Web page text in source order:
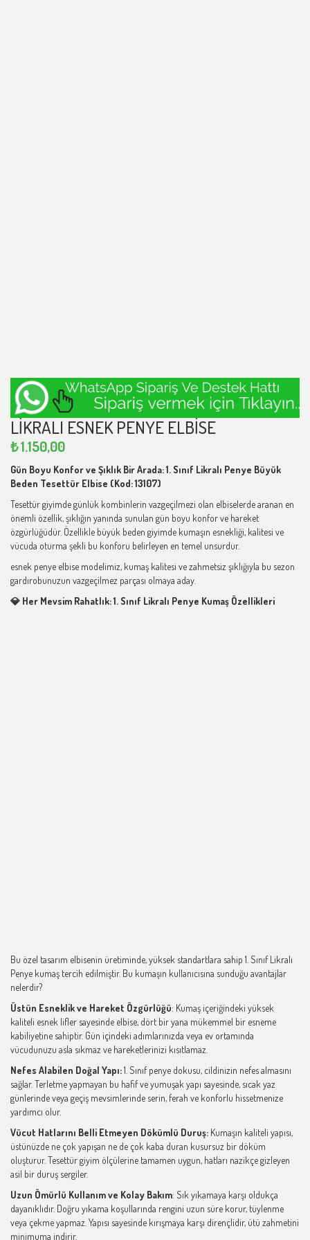
LIKRALI ESNEK PENYE ELBISE
₺1.150,00
Gün Boyu Konfor ve Şıklık Bir Arada: 1. Sınıf Likralı Penye Büyük
Beden Tesettür Elbise (Kod: 13107)
Tesettür giyimde günlük kombinlerin vazgeçilmezi olan elbiselerde aranan en
önemli özellik, şıklığın yanında sunulan gün boyu konfor ve hareket
özgürlüğüdür. Özellikle büyük beden giyimde kumaşın esnekliği, kalitesi ve
vücuda oturma şekli bu konforu belirleyen en temel unsurdur.
esnek penye elbise modelimiz, kumaş kalitesi ve zahmetsiz şıklığıyla bu sezon
gardırobunuzun vazgeçilmez parçası olmaya aday.
💎 Her Mevsim Rahatlık: 1. Sınıf Likralı Penye Kumaş Özellikleri
Bu özel tasarım elbisenin üretiminde, yüksek standartlara sahip 1. Sınıf Likralı
Penye kumaş tercih edilmiştir. Bu kumaşın kullanıcısına sunduğu avantajlar
nelerdir?
Üstün Esneklik ve Hareket Özgürlüğü: Kumaş içeriğindeki yüksek
kaliteli esnek lifler sayesinde elbise, dört bir yana mükemmel bir esneme
kabiliyetine sahiptir. Gün içindeki adımlarınızda veya ev ortamında
vücudunuzu asla sıkmaz ve hareketlerinizi kısıtlamaz.
Nefes Alabilen Doğal Yapı:1. Sınıf penye dokusu, cildinizin nefes almasını
sağlar. Terletme yapmayan bu hafif ve yumuşak yapı sayesinde, sıcak yaz
günlerinde veya geçiş mevsimlerinde serin, ferah ve konforlu hissetmenize
yardımcı olur.
Vücut Hatlarını Belli Etmeyen Dökümlü Duruş: Kumaşın kaliteli yapısı,
üstünüzde ne çok yapışan ne de çok kaba duran kusursuz bir döküm
oluşturur. Tesettür giyim ölçülerine tamamen uygun, hatları nazikçe gizleyen
asil bir duruş sergiler.
Uzun Ömürlü Kullanım ve Kolay Bakım: Sık yıkamaya karşı oldukça
dayanıklıdır. Doğru yıkama koşullarında rengini uzun süre korur, tüylenme
veya çekme yapmaz. Yapısı sayesinde kırışmaya karşı dirençlidir, ütü zahmetini
minimuma indirir.